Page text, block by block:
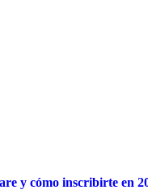
y cómo inscribirte en